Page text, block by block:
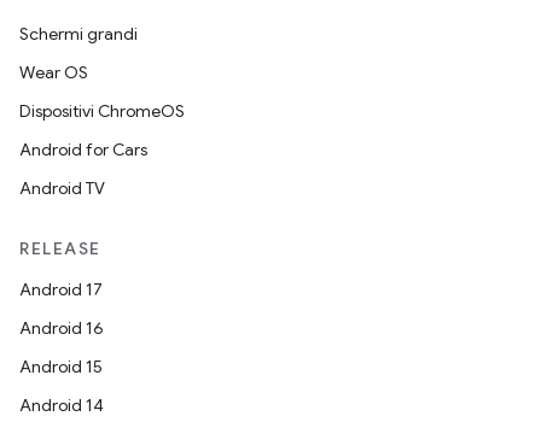
Schermi grandi
Wear OS
Dispositivi ChromeOS
Android for Cars
Android TV
RELEASE
Android 17
Android 16
Android 15
Android 14